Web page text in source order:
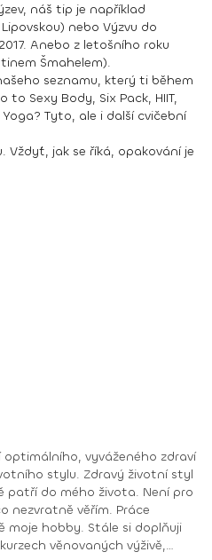
náš tip je například
nebo Výzvu do
Anebo z letošního roku
Šmahelem).
seznamu, který ti během
to Sexy Body, Six Pack, HIIT,
Tyto, ale i další cvičební
Vždyť, jak se říká, opakování je
optimálního, vyváženého zdraví
stylu. Zdravý životní styl
patří do mého života. Není pro
nezvratně věřím. Práce
moje hobby. Stále si doplňuji
věnovaných výživě,